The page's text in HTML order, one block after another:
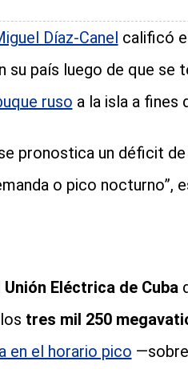
Díaz-Canel calificó
su país luego de que se
ruso a la isla a fines
pronostica un déficit
o pico nocturno”,
Unión Eléctrica de Cuba
tres mil 250
en el horario pico